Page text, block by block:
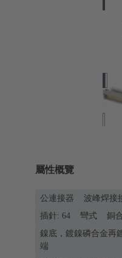
屬性概覽
公連接器 波峰焊接
插針: 64
彎式
銅
鎳底，鍍鎳磷合金再
端